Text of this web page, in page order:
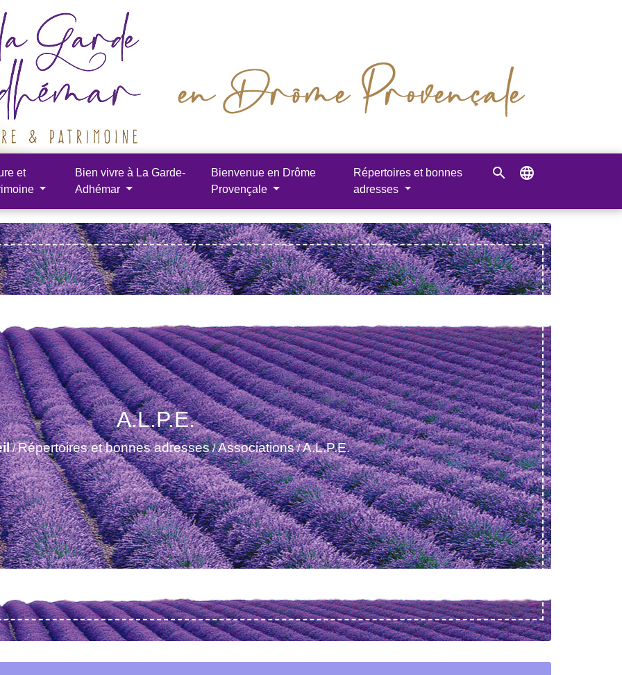
et
Bien vivre à La Garde-
Adhémar
Bienvenue en Drôme
Provençale
Répertoires et bonnes
adresses
search language
A.L.P.E.
/Répertoires et bonnes adresses/Associations/A.L.P.E.